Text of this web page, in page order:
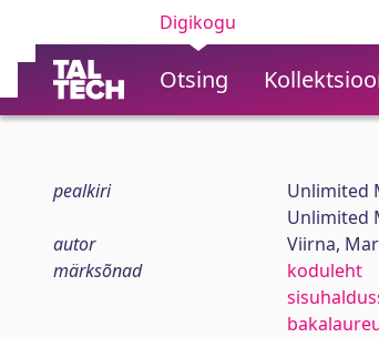
Digikogu
Otsing
pealkiri
Unlimited
Unlimited
autor
Viirna,
märksõnad
koduleht